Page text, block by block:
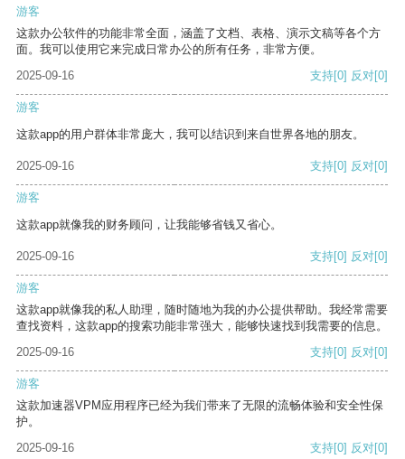
游客
这款办公软件的功能非常全面，涵盖了文档、表格、演示文稿等各个方
面。我可以使用它来完成日常办公的所有任务，非常方便。
2025-09-16
支持[0] 反对[0]
游客
这款app的用户群体非常庞大，我可以结识到来自世界各地的朋友。
2025-09-16 支持[0] 反对[0]
游客
这款app就像我的财务顾问，让我能够省钱又省心。
2025-09-16 支持[0] 反对[0]
游客
这款app就像我的私人助理，随时随地为我的办公提供帮助。我经常需要
查找资料，这款app的搜索功能非常强大，能够快速找到我需要的信息。
2025-09-16
支持[0] 反对[0]
游客
这款加速器VPM应用程序已经为我们带来了无限的流畅体验和安全性保
护。
2025-09-16
支持[0] 反对[0]